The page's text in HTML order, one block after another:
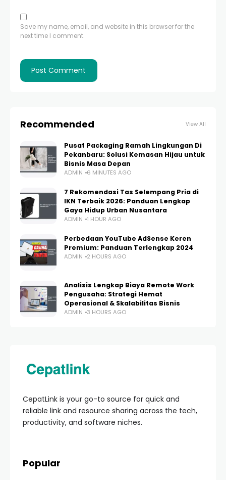
Save my name, email, and website in this browser for the
next time I comment.
Recommended View All
Pusat Packaging Ramah Lingkungan Di
Pekanbaru: Solusi Kemasan Hijau untuk
Bisnis Masa Depan
ADMIN 6 MINUTES AGO
7 Rekomendasi Tas Selempang Pria di
IKN Terbaik 2026: Panduan Lengkap
Gaya Hidup Urban Nusantara
ADMIN 1 HOUR AGO
Perbedaan YouTube AdSense Keren
Premium: Panduan Terlengkap 2024
ADMIN 2 HOURS AGO
Analisis Lengkap Biaya Remote Work
Pengusaha: Strategi Hemat
Operasional & Skalabilitas Bisnis
ADMIN 3 HOURS AGO
CepatLink is your go-to source for quick and
reliable link and resource sharing across the tech,
productivity, and software niches.
Popular